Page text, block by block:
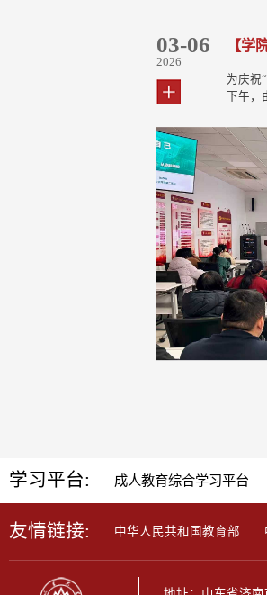
【学院新闻】继续教育学院“关爱巾帼，健康
为庆祝“三八”国际妇女节，关爱女
下午，由校工会主办、继续教育学
职工健康知识讲座在我院举行。本
二医院皮肤科主任医师张春敏教授
科普讲座。张春敏教授长期深耕皮
一流本科课程，荣获多项科研及教
床经验，系统...
12-30
2024
【通
2025级
关新生
查询”
式，
https://
（一）
学年
【党建工作】 继续教育学
为深入贯彻落实总体国
识，10月13日下午，继
党委宣传部副部长刘金
到会巡听指导，继续教
领导班子成员及各科室
中国国家安全》白皮书
与经验，明确了总体国家
学习平台: 成人教育综合学习平台
友情链接: 中华人民共和国教育部